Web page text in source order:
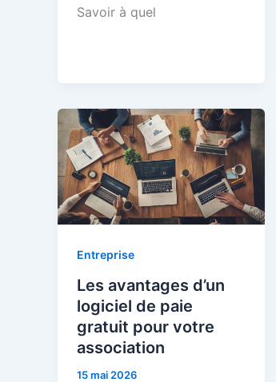
Savoir à quel
Entreprise
Les avantages d’un
logiciel de paie
gratuit pour votre
association
15 mai 2026